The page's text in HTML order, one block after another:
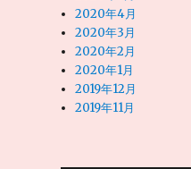
2020年4月
2020年3月
2020年2月
2020年1月
2019年12月
2019年11月